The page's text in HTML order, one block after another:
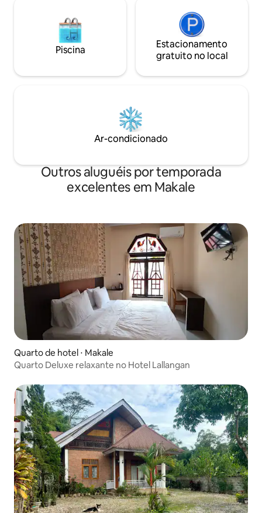
Piscina
Estacionamento
gratuito no local
Ar-condicionado
Outros aluguéis por temporada
excelentes em Makale
Quarto de hotel ⋅ Makale
Quarto Deluxe relaxante no Hotel Lallangan